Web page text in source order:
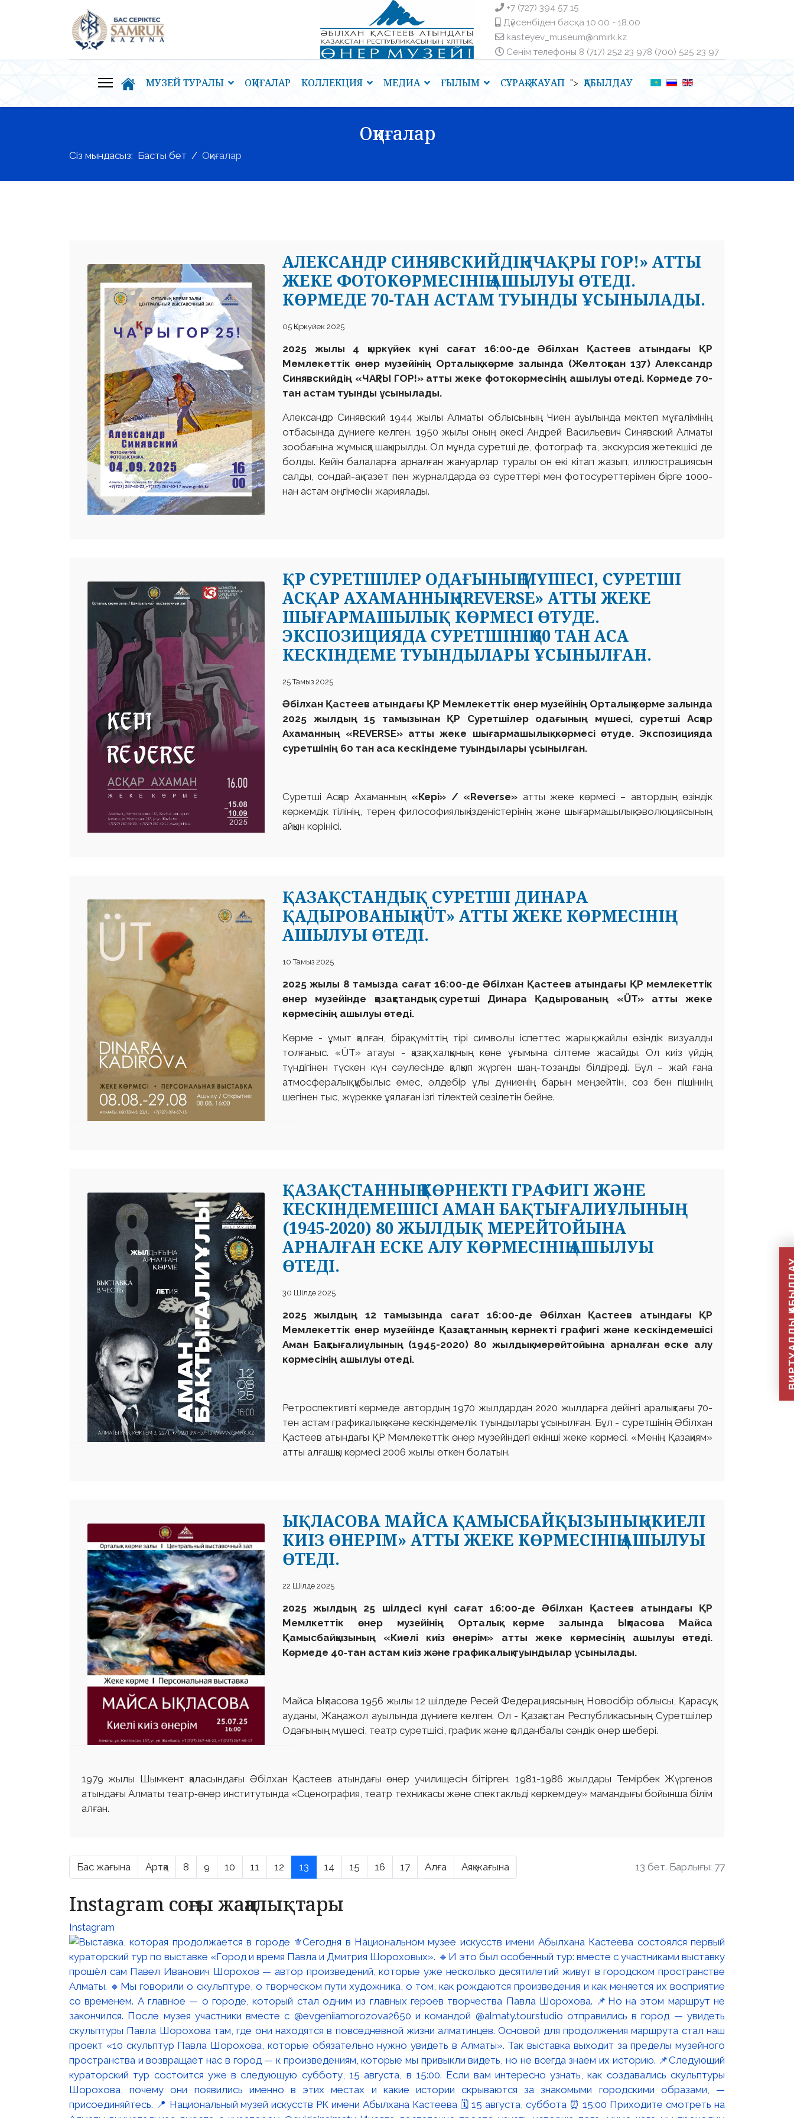
+7 (727) 394 57 15
Дүйсенбіден басқа ㅤ10:00 - 18:00
kasteyev_museum@nmirk.kz
Сенім телефоныㅤ 8 (717) 252 23 97ㅤ8 (700) 525 23 97
МУЗЕЙ ТУРАЛЫ ОҚИҒАЛАР КОЛЛЕКЦИЯ МЕДИА ҒЫЛЫМ СҰРАҚ-ЖАУАП "> ҚАБЫЛДАУ
Оқиғалар
Сіз мындасыз: Басты бет Оқиғалар
АЛЕКСАНДР СИНЯВСКИЙДІҢ «ЧАҚРЫ ГОР!» АТТЫ
ЖЕКЕ ФОТОКӨРМЕСІНІҢ АШЫЛУЫ ӨТЕДІ.
КӨРМЕДЕ 70-ТАН АСТАМ ТУЫНДЫ ҰСЫНЫЛАДЫ.
05 Қыркүйек 2025
2025 жылы 4 қыркүйек күні сағат 16:00-де Әбілхан Қастеев атындағы ҚР
Мемлекеттік өнер музейінің Орталық көрме залында (Желтоқсан 137) Александр
Синявскийдің «ЧАқРЫ ГОР!» атты жеке фотокөрмесінің ашылуы өтеді. Көрмеде 70-
тан астам туынды ұсынылады.
Александр Синявский 1944 жылы Алматы облысының Чиен ауылында мектеп мұғалімінің
отбасында дүниеге келген. 1950 жылы оның әкесі Андрей Васильевич Синявский Алматы
зообағына жұмысқа шақырылды. Ол мұнда суретші де, фотограф та, экскурсия жетекшісі де
болды. Кейін балаларға арналған жануарлар туралы он екі кітап жазып, иллюстрациясын
салды, сондай-ақ газет пен журналдарда өз суреттері мен фотосуреттерімен бірге 1000-
нан астам әңгімесін жариялады.
ҚР СУРЕТШІЛЕР ОДАҒЫНЫҢ МҮШЕСІ, СУРЕТШІ
АСҚАР АХАМАННЫҢ «REVERSE» АТТЫ ЖЕКЕ
ШЫҒАРМАШЫЛЫҚ КӨРМЕСІ ӨТУДЕ.
ЭКСПОЗИЦИЯДА СУРЕТШІНІҢ 60 ТАН АСА
КЕСКІНДЕМЕ ТУЫНДЫЛАРЫ ҰСЫНЫЛҒАН.
25 Тамыз 2025
Әбілхан Қастеев атындағы ҚР Мемлекеттік өнер музейінің Орталық көрме залында
2025 жылдың 15 тамызынан ҚР Суретшілер одағының мүшесі, суретші Асқар
Ахаманның «REVERSE» атты жеке шығармашылық көрмесі өтуде. Экспозицияда
суретшінің 60 тан аса кескіндеме туындылары ұсынылған.
Суретші Асқар Ахаманның «Кері» / «Reverse» атты жеке көрмесі – автордың өзіндік
көркемдік тілінің, терең философиялық ізденістерінің және шығармашылық эволюциясының
айқын көрінісі.
ҚАЗАҚСТАНДЫҚ СУРЕТШІ ДИНАРА
ҚАДЫРОВАНЫҢ «ÜT» АТТЫ ЖЕКЕ КӨРМЕСІНІҢ
АШЫЛУЫ ӨТЕДІ.
10 Тамыз 2025
2025 жылы 8 тамызда сағат 16:00-де Әбілхан Қастеев атындағы ҚР мемлекеттік
өнер музейінде қазақстандық суретші Динара Қадырованың «ÜT» атты жеке
көрмесінің ашылуы өтеді.
Көрме - ұмыт қалған, бірақ үміттің тірі символы іспеттес жарық жайлы өзіндік визуалды
толғаныс. «ÜT» атауы - қазақ халқының көне ұғымына сілтеме жасайды. Ол киіз үйдің
түндігінен түскен күн сәулесінде қалқып жүрген шаң-тозаңды білдіреді. Бұл – жай ғана
атмосфералық құбылыс емес, әлдебір ұлы дүниенің барын меңзейтін, сөз бен пішіннің
шегінен тыс, жүрекке ұялаған ізгі тілектей сезілетін бейне.
ҚАЗАҚСТАННЫҢ КӨРНЕКТІ ГРАФИГІ ЖӘНЕ
КЕСКІНДЕМЕШІСІ АМАН БАҚТЫҒАЛИҰЛЫНЫҢ
(1945-2020) 80 ЖЫЛДЫҚ МЕРЕЙТОЙЫНА
АРНАЛҒАН ЕСКЕ АЛУ КӨРМЕСІНІҢ АШЫЛУЫ
ӨТЕДІ.
30 Шілде 2025
2025 жылдың 12 тамызында сағат 16:00-де Әбілхан Қастеев атындағы ҚР
Мемлекеттік өнер музейінде Қазақстанның көрнекті графигі және кескіндемешісі
Аман Бақтығалиұлының (1945-2020) 80 жылдық мерейтойына арналған еске алу
көрмесінің ашылуы өтеді.
Ретроспективті көрмеде автордың 1970 жылдардан 2020 жылдарға дейінгі аралықтағы 70-
тен астам графикалық және кескіндемелік туындылары ұсынылған. Бұл - суретшінің Әбілхан
Қастеев атындағы ҚР Мемлекеттік өнер музейіндегі екінші жеке көрмесі. «Менің Қазақиям»
атты алғашқы көрмесі 2006 жылы өткен болатын.
ЫҚЛАСОВА МАЙСА ҚАМЫСБАЙҚЫЗЫНЫҢ «КИЕЛІ
КИІЗ ӨНЕРІМ» АТТЫ ЖЕКЕ КӨРМЕСІНІҢ АШЫЛУЫ
ӨТЕДІ.
22 Шілде 2025
2025 жылдың 25 шілдесі күні сағат 16:00-де Әбілхан Қастеев атындағы ҚР
Мемлкеттік өнер музейінің Орталық көрме залында Ықласова Майса
Қамысбайқызының «Киелі киіз өнерім» атты жеке көрмесінің ашылуы өтеді.
Көрмеде 40‑тан астам киіз және графикалық туындылар ұсынылады.
Майса Ықласова 1956 жылы 12 шілдеде Ресей Федерациясының Новосібір облысы, Қарасұқ
ауданы, Жаңажол ауылында дүниеге келген. Ол - Қазақстан Республикасының Суретшілер
Одағының мүшесі, театр суретшісі, график және қолданбалы сәндік өнер шебері.
1979 жылы Шымкент қаласындағы Әбілхан Қастеев атындағы өнер училищесін бітірген. 1981-1986 жылдары Темірбек Жүргенов
атындағы Алматы театр‑өнер институтында «Сценография, театр техникасы және спектакльді көркемдеу» мамандығы бойынша білім
алған.
Бас жағына Артқа 8 9 10 11 12 13 14 15 16 17 Алға Аяқ жағына 13 бет. Барлығы: 77
Instagram соңғы жаңалықтары
Instagram